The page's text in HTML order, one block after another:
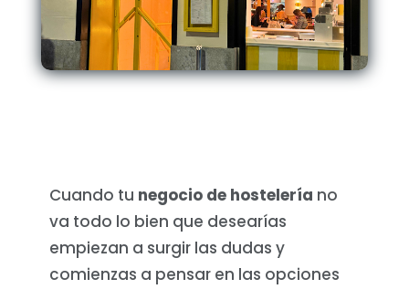
Cuando tu negocio de hostelería no
va todo lo bien que desearías
empiezan a surgir las dudas y
comienzas a pensar en las opciones